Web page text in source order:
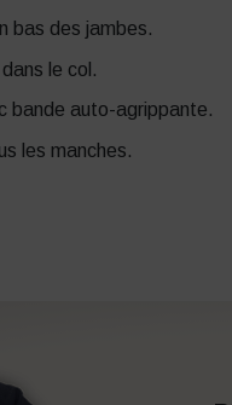
bas des jambes.
le col.
bande auto-agrippante.
les manches.